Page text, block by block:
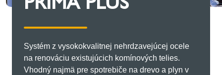
Systém z vysokokvalitnej nehrdzavejúcej ocele
na renováciu existujúcich komínových telies.
Vhodný najmä pre spotrebiče na drevo a plyn v